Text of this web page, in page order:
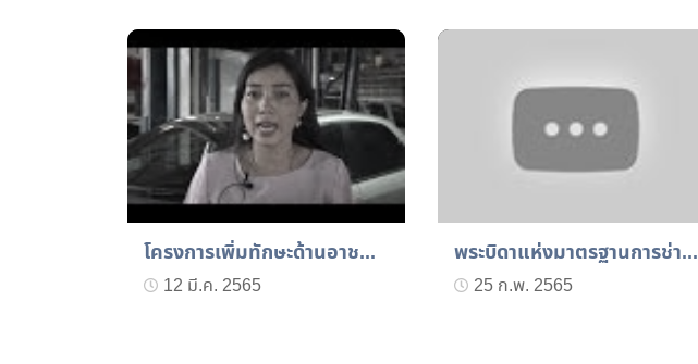
โครงการเพิ่มทักษะด้านอาช...
12 มี.ค. 2565
พระบิดาแห่งมาตรฐานการช่า...
25 ก.พ. 2565